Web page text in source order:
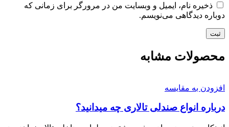
ذخیره نام، ایمیل و وبسایت من در مرورگر برای زمانی که
دوباره دیدگاهی می‌نویسم.
محصولات مشابه
افزودن به مقایسه
درباره انواع صندلی تالاری چه میدانید؟